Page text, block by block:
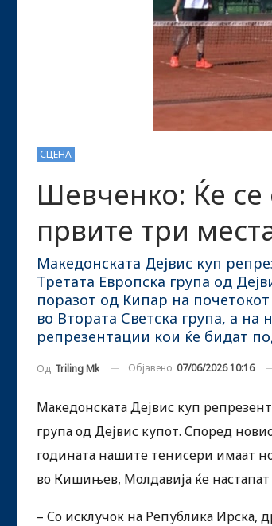
СЦЕНА
Шевченко: Ќе
првите три
Македонската Дејвис куп
Третата Европска група од
поразот од Кипар на
во Втората Светска група, а
репрезентации кои ќе бидат
Од Triling Mk Објавено 07/06/2026 10:16
Македонската Дејвис куп
група од Дејвис купот. Според
годината нашите тенисери имаат
во Кишињев, Молдавија ќе
– Со исклучок на Република Ирска,